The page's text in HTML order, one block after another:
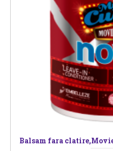
Balsam fara